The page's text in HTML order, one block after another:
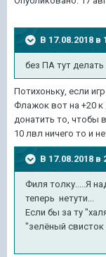
В 17.08.2018 в
без ПА тут
Потихоньку, если
Флажок вот на +20 к
донатить то, чтобы
10 лвл ничего то и
В 17.08.2018 в
Филя толку.....Я
теперь нетути...
Если бы за ту
"зелёный свисток